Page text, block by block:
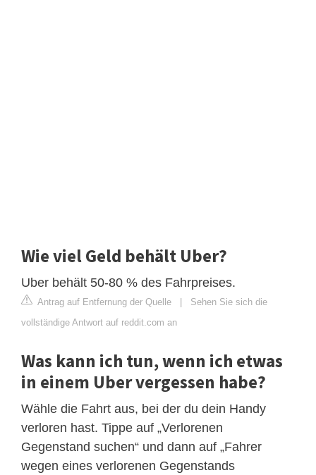
Wie viel Geld behält Uber?
Uber behält 50-80 % des Fahrpreises.
Antrag auf Entfernung der Quelle | Sehen Sie sich die
vollständige Antwort auf reddit.com an
Was kann ich tun, wenn ich etwas
in einem Uber vergessen habe?
Wähle die Fahrt aus, bei der du dein Handy
verloren hast. Tippe auf „Verlorenen
Gegenstand suchen“ und dann auf „Fahrer
wegen eines verlorenen Gegenstands